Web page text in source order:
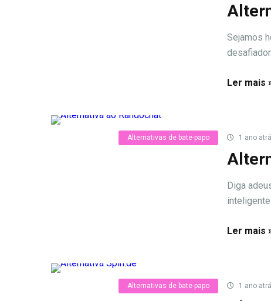
Sejamos
Ler mais
Alternativas de bate-papo 1 ano
Diga
Ler mais
Alternativas de bate-papo 1 ano